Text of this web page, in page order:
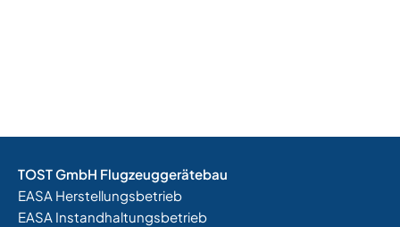
TOST GmbH Flugzeuggerätebau
EASA Herstellungsbetrieb
EASA Instandhaltungsbetrieb